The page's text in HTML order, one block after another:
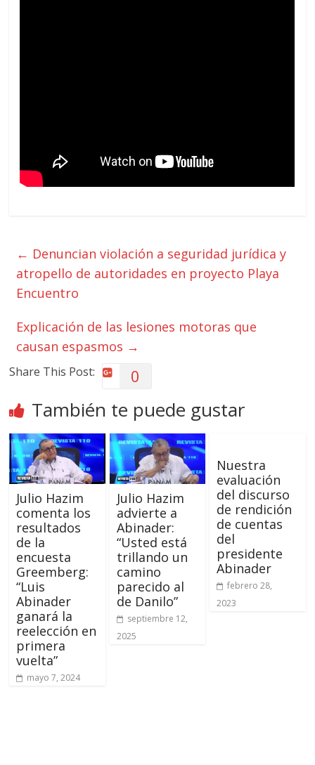
← Denuncian violación a seguridad jurídica y
atropello de autoridades en proyecto Playa
Encuentro
Explicación de las lesiones motoras que
causan espasmos →
Share This Post: 0
También te puede gustar
Julio Hazim
comenta los
resultados
de la
encuesta
Greemberg:
“Luis
Abinader
ganará la
reelección en
primera
vuelta”
mayo 7, 2024
Julio Hazim
advierte a
Abinader:
“Usted está
trillando un
camino
parecido al
de Danilo”
septiembre 12,
2025
Nuestra
evaluación
del discurso
de rendición
de cuentas
del
presidente
Abinader
febrero 28,
2023